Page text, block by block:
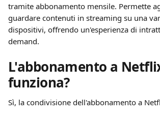
tramite abbonamento mensile. Permette
guardare contenuti in streaming su una
dispositivi, offrendo un'esperienza di
demand.
L'abbonamento a
funziona?
Sì, la condivisione dell'abbonamento a